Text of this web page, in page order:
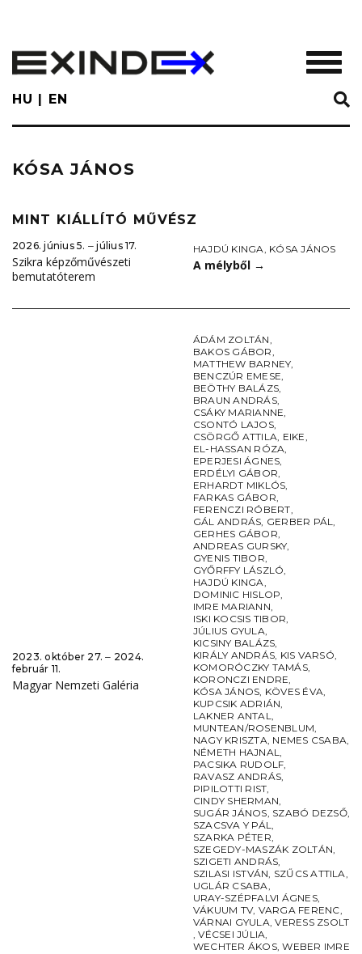
main
content
HU EN
KÓSA JÁNOS
MINT KIÁLLÍTÓ MŰVÉSZ
2026. június 5. ‒ július 17.
Szikra képzőművészeti
bemutatóterem
HAJDÚ KINGA, KÓSA JÁNOS
A mélyből →
2023. október 27. ‒ 2024.
február 11.
Magyar Nemzeti Galéria
ÁDÁM ZOLTÁN,
BAKOS GÁBOR,
MATTHEW BARNEY,
BENCZÚR EMESE,
BEÖTHY BALÁZS,
BRAUN ANDRÁS,
CSÁKY MARIANNE,
CSONTÓ LAJOS,
CSÖRGŐ ATTILA, EIKE,
EL-HASSAN RÓZA,
EPERJESI ÁGNES,
ERDÉLYI GÁBOR,
ERHARDT MIKLÓS,
FARKAS GÁBOR,
FERENCZI RÓBERT,
GÁL ANDRÁS, GERBER PÁL,
GERHES GÁBOR,
ANDREAS GURSKY,
GYENIS TIBOR,
GYŐRFFY LÁSZLÓ,
HAJDÚ KINGA,
DOMINIC HISLOP,
IMRE MARIANN,
ISKI KOCSIS TIBOR,
JÚLIUS GYULA,
KICSINY BALÁZS,
KIRÁLY ANDRÁS, KIS VARSÓ,
KOMORÓCZKY TAMÁS,
KORONCZI ENDRE,
KÓSA JÁNOS, KÖVES ÉVA,
KUPCSIK ADRIÁN,
LAKNER ANTAL,
MUNTEAN/ROSENBLUM,
NAGY KRISZTA, NEMES CSABA,
NÉMETH HAJNAL,
PACSIKA RUDOLF,
RAVASZ ANDRÁS,
PIPILOTTI RIST,
CINDY SHERMAN,
SUGÁR JÁNOS, SZABÓ DEZSŐ,
SZACSVA Y PÁL,
SZARKA PÉTER,
SZEGEDY-MASZÁK ZOLTÁN,
SZIGETI ANDRÁS,
SZILASI ISTVÁN, SZŰCS ATTILA,
UGLÁR CSABA,
URAY-SZÉPFALVI ÁGNES,
VÁKUUM TV, VARGA FERENC,
VÁRNAI GYULA,VERESS ZSOLT
,VÉCSEI JÚLIA,
WECHTER ÁKOS,WEBER IMRE